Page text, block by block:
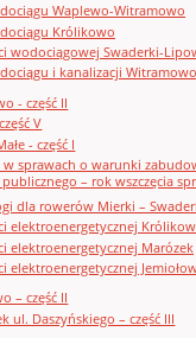
Waplewo-Witramowo
Królikowo
wodociągowej Swaderki-
i kanalizacji Witramowo
- część II
V
- część I
w sprawach o warunki
– rok wszczęcia
dla rowerów Mierki –
elektroenergetycznej
elektroenergetycznej Marózek
elektroenergetycznej
– część II
ul. Daszyńskiego – część III